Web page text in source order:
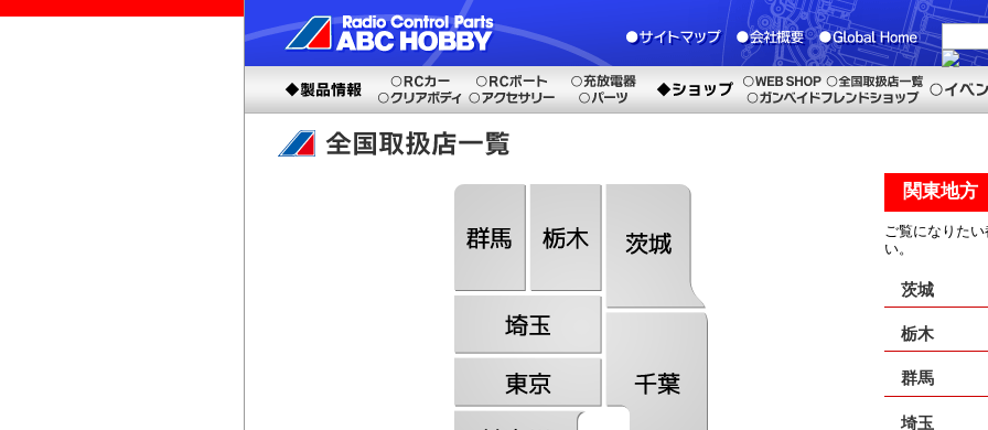
関東地方
ご覧になりた
い。
茨城
栃木
群馬
埼玉